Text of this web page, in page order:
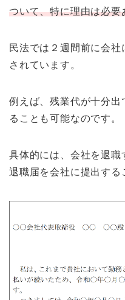
ついて、特に理由は必要
民法では２週間前に会社
されています。
例えば、残業代が十分出
ることも可能なのです。
具体的には、会社を退職
退職届を会社に提出する